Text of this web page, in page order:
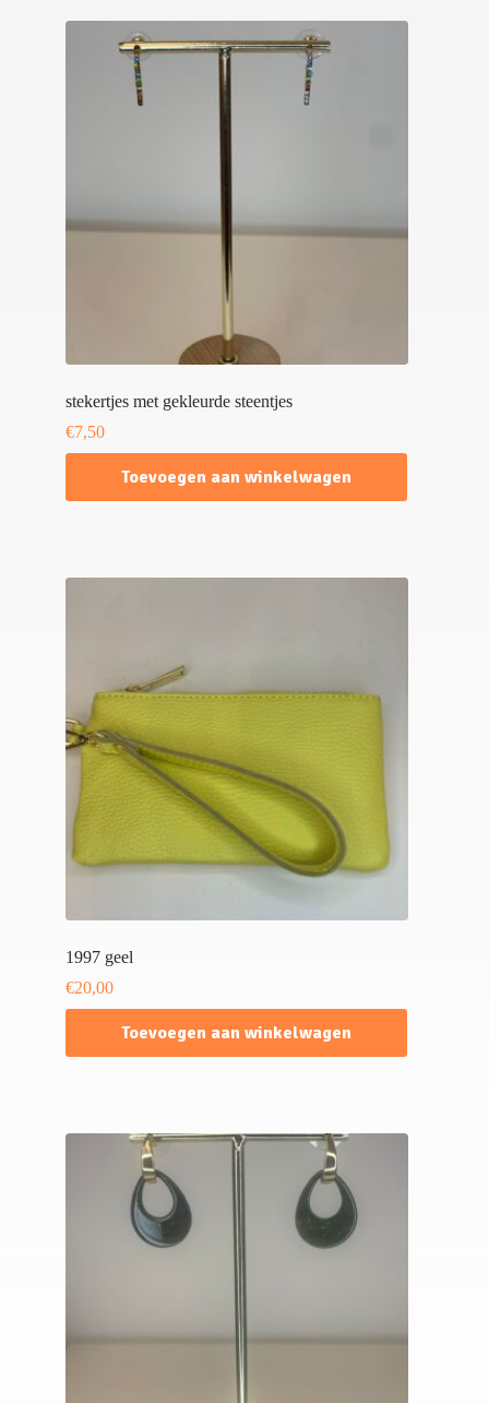
stekertjes met gekleurde steentjes
€7,50
Toevoegen aan winkelwagen
1997 geel
€20,00
Toevoegen aan winkelwagen